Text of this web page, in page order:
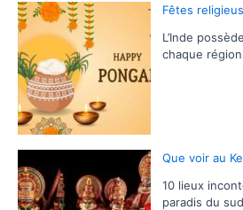
Fêtes
L’Inde
chaque
Que voir au
10 lieux
paradis du